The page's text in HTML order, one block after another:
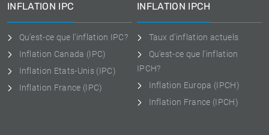
INFLATION IPC
Qu'est-ce que l'inflation IPC?
Inflation Canada (IPC)
Inflation Etats-Unis (IPC)
Inflation France (IPC)
INFLATION IPCH
Taux d'inflation actuels
Qu'est-ce que l'inflation
IPCH?
Inflation Europa (IPCH)
Inflation France (IPCH)